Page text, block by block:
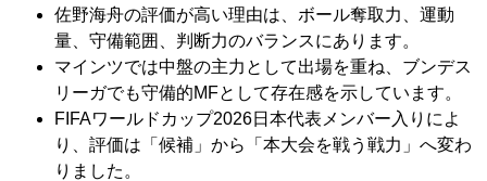
佐野海舟の評価が高い理由は、ボール奪取力、運動
量、守備範囲、判断力のバランスにあります。
マインツでは中盤の主力として出場を重ね、ブンデス
リーガでも守備的MFとして存在感を示しています。
FIFAワールドカップ2026日本代表メンバー入りによ
り、評価は「候補」から「本大会を戦う戦力」へ変わ
りました。